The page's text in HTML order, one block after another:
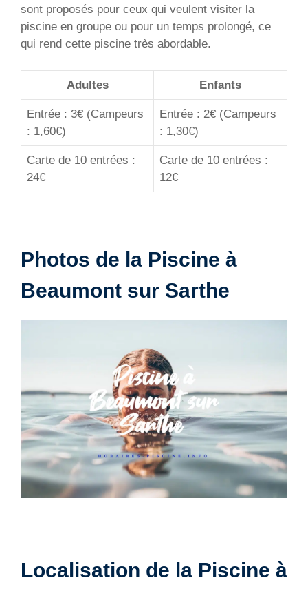
sont proposés pour ceux qui veulent visiter la
piscine en groupe ou pour un temps prolongé, ce
qui rend cette piscine très abordable.
Adultes Enfants
Entrée : 3€ (Campeurs
: 1,60€)
Entrée : 2€ (Campeurs
: 1,30€)
Carte de 10 entrées :
24€
Carte de 10 entrées :
12€
Photos de la Piscine à
Beaumont sur Sarthe
Localisation de la Piscine à